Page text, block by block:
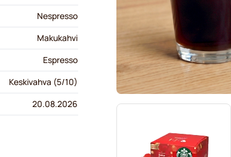
Nespresso
Makukahvi
Espresso
Keskivahva (5/10)
20.08.2026